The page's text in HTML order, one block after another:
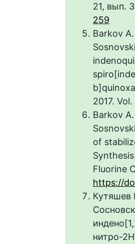
21, вып.
259
Barkov
2017.
Barkov
of
Fluorine
https://
Кутяшев
нитро-